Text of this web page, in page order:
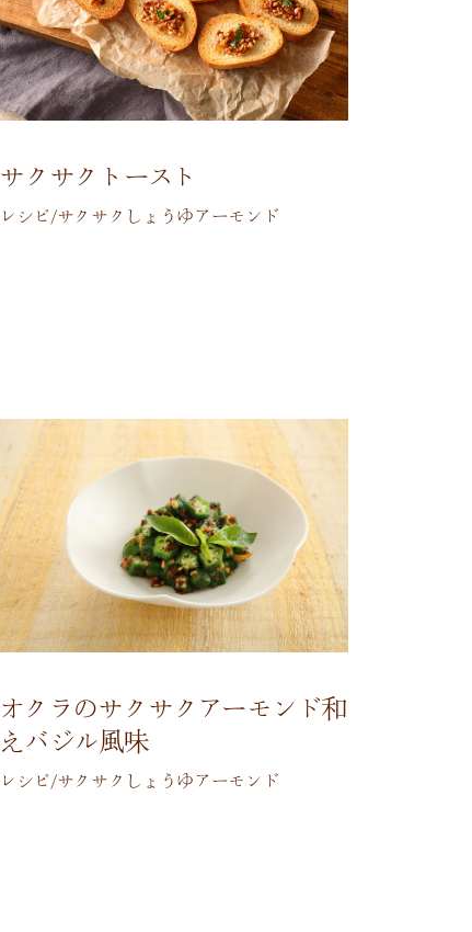
サクサクトースト
レシピ/サクサクしょうゆアーモンド
オクラのサクサクアーモンド和
えバジル風味
レシピ/サクサクしょうゆアーモンド